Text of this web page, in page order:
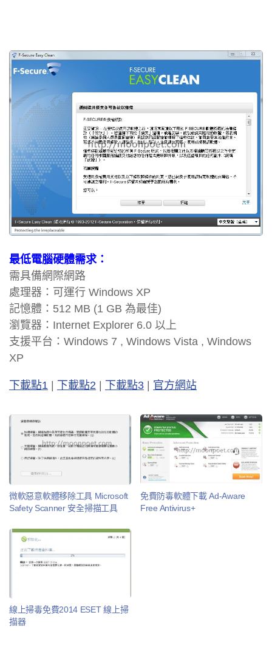
最低電腦硬體需求：
需具備網際網路
處理器：可運行 Windows XP
記憶體：512 MB (1 GB 為最佳)
瀏覽器：Internet Explorer 6.0 以上
支援平台：Windows 7 , Windows Vista , Windows
XP
下載點1 | 下載點2 | 下載點3 | 官方網站
微軟惡意軟體移除工具 Microsoft
Safety Scanner 安全掃描工具
免費防毒軟體下載 Ad-Aware
Free Antivirus+
線上掃毒免費2014 ESET 線上掃
描器